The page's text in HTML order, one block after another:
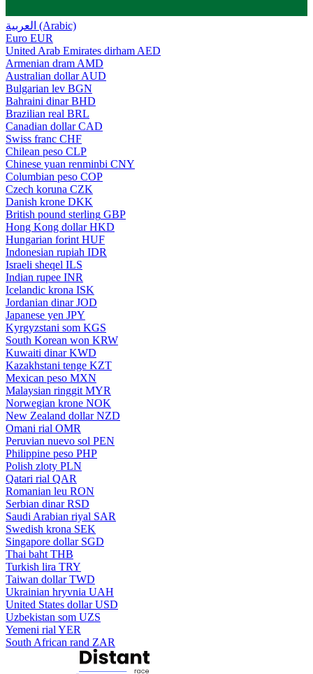
العربية (Arabic)
Euro EUR
United Arab Emirates dirham AED
Armenian dram AMD
Australian dollar AUD
Bulgarian lev BGN
Bahraini dinar BHD
Brazilian real BRL
Canadian dollar CAD
Swiss franc CHF
Chilean peso CLP
Chinese yuan renminbi CNY
Columbian peso COP
Czech koruna CZK
Danish krone DKK
British pound sterling GBP
Hong Kong dollar HKD
Hungarian forint HUF
Indonesian rupiah IDR
Israeli sheqel ILS
Indian rupee INR
Icelandic krona ISK
Jordanian dinar JOD
Japanese yen JPY
Kyrgyzstani som KGS
South Korean won KRW
Kuwaiti dinar KWD
Kazakhstani tenge KZT
Mexican peso MXN
Malaysian ringgit MYR
Norwegian krone NOK
New Zealand dollar NZD
Omani rial OMR
Peruvian nuevo sol PEN
Philippine peso PHP
Polish zloty PLN
Qatari rial QAR
Romanian leu RON
Serbian dinar RSD
Saudi Arabian riyal SAR
Swedish krona SEK
Singapore dollar SGD
Thai baht THB
Turkish lira TRY
Taiwan dollar TWD
Ukrainian hryvnia UAH
United States dollar USD
Uzbekistan som UZS
Yemeni rial YER
South African rand ZAR